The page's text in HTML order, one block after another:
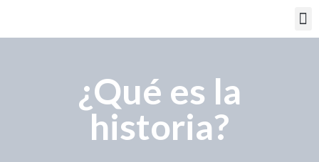
¿Qué es la
historia?